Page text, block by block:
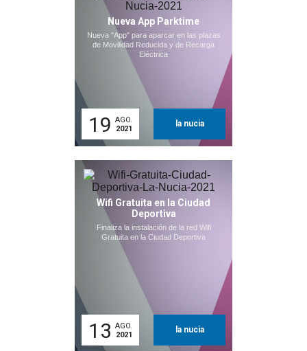
Nueva App Parktime
Nueva "App" para aparcar en las plazas
de Movilidad Reducida y de Recarga
Eléctrica
19 AGO.
2021
la nucia
Wifi Gratuita en la Ciudad
Deportiva
Finaliza la instalación de la red Wifi
Gratuita en la Ciudad Deportiva
13 AGO.
2021
la nucia